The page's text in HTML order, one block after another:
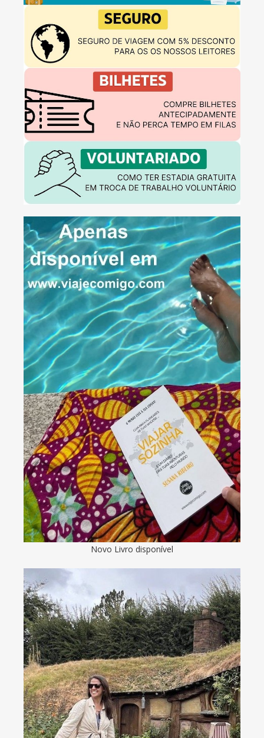
Novo Livro disponível